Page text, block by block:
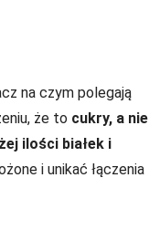
na czym polegają
że to cukry, a nie
ilości białek i
i unikać łączenia